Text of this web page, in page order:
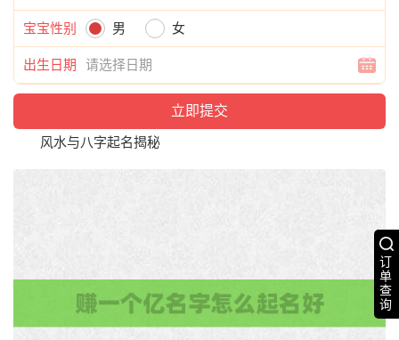
订
单
查
询
宝宝性别 男 女
出生日期
风水与八字起名揭秘